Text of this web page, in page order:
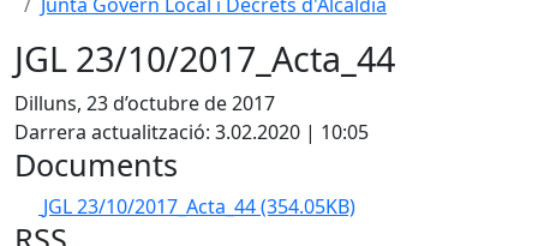
JGL 23/10/2017_Acta_44
Dilluns, 23 d’octubre de 2017
Darrera actualització: 3.02.2020 | 10:05
Documents
JGL 23/10/2017_Acta_44(354.05KB)